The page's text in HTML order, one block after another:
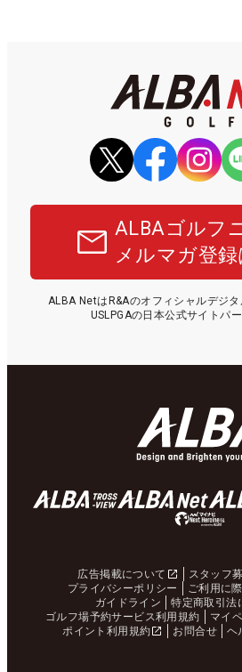
ALBAゴルフ
メルマガ登
ALBA NetはR&Aのオフィシャルデジ
USLPGAの日本公式サイトパー
広告掲載について スタッフ
プライバシーポリシー
ご利用に
ガイドライン
特定商取引法
ゴルフ場予約サービス利用規約
マイ
ポイント利用規約
お問合せ ヘ